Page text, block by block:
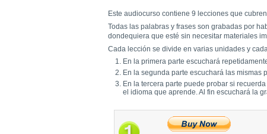
Este audiocurso contiene 9 lecciones que
Todas las palabras y frases son grabadas por
dondequiera que esté sin necesitar materiales
Cada lección se divide en varias unidades y
En la primera parte escuchará
En la segunda parte escuchará las mismas
En la tercera parte puede probar si
el idioma que aprende. Al fin escuchará la